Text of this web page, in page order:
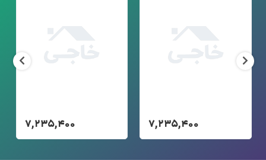
۷,۲۳۵,۴۰۰ ۷,۲۳۵,۴۰۰